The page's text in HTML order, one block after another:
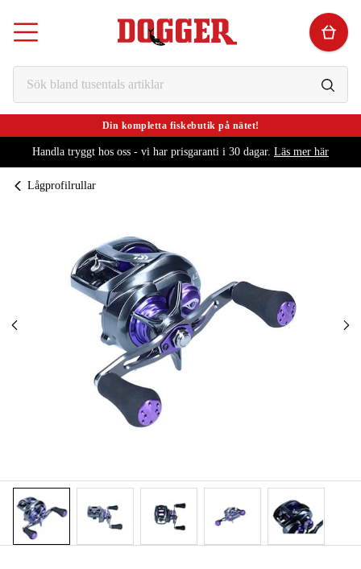
Din kompletta fiskebutik på nätet!
Handla tryggt hos oss - vi har prisgaranti i 30 dagar. Läs mer här
Lågprofilrullar